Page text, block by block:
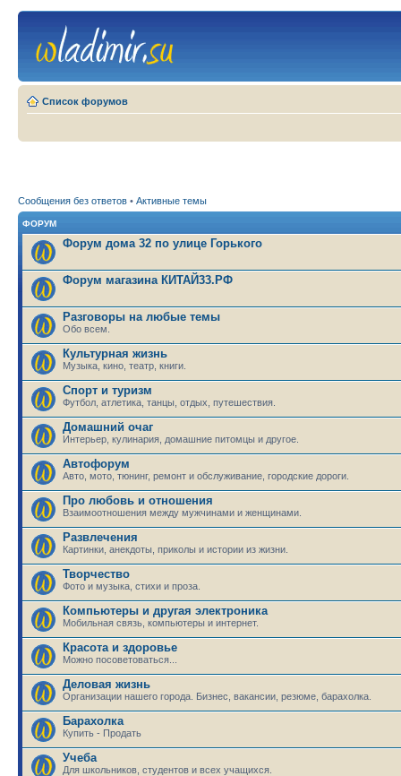
Список форумов
Сообщения без ответов • Активные темы
ФОРУМ
Форум дома 32 по улице Горького
Форум магазина КИТАЙ33.РФ
Разговоры на любые темы
Обо всем.
Культурная жизнь
Музыка, кино, театр, книги.
Спорт и туризм
Футбол, атлетика, танцы, отдых, путешествия.
Домашний очаг
Интерьер, кулинария, домашние питомцы и другое.
Автофорум
Авто, мото, тюнинг, ремонт и обслуживание, городские дороги.
Про любовь и отношения
Взаимоотношения между мужчинами и женщинами.
Развлечения
Картинки, анекдоты, приколы и истории из жизни.
Творчество
Фото и музыка, стихи и проза.
Компьютеры и другая электроника
Мобильная связь, компьютеры и интернет.
Красота и здоровье
Можно посоветоваться...
Деловая жизнь
Организации нашего города. Бизнес, вакансии, резюме, барахолка.
Барахолка
Купить - Продать
Учеба
Для школьников, студентов и всех учащихся.